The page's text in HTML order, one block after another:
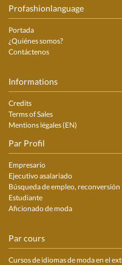
Profashionlanguage
Portada
¿Quiénes somos?
Contáctenos
Informations
Credits
Terms of Sales
Mentions légales (EN)
Par Profil
Empresario
Ejecutivo asalariado
Búsqueda de empleo, reconversión
Estudiante
Aficionado de moda
Par cours
Cursos de idiomas de moda en el